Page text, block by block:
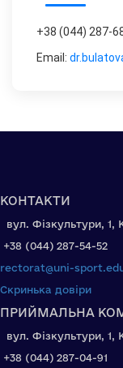
+38 (044) 287-
Email:
КОНТАКТИ
вул. Фізкультури, 1,
+38 (044) 287-54-52
rectorat@uni-
Скринька довіри
ПРИЙМАЛЬНА
вул. Фізкультури, 1,
+38 (044) 287-04-91